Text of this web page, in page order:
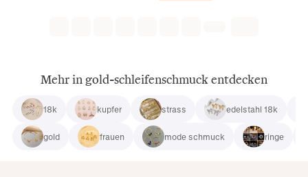
Mehr in gold-schleifenschmuck entdecken
18k kupfer strass edelstahl 18k
gold frauen mode schmuck ringe